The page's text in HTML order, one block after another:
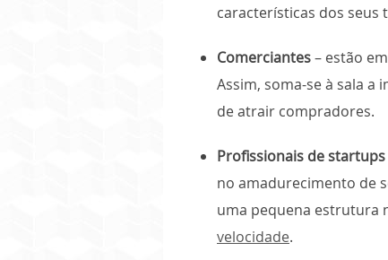
características dos seus
Comerciantes– estão
Assim, soma-se à sala a
de atrair compradores.
Profissionais de startups
no amadurecimento de
uma pequena estrutura
velocidade.